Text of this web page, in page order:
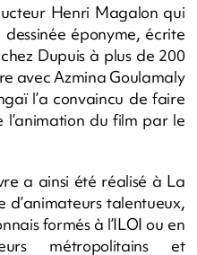
Henri Magalon qui
éponyme, écrite
Dupuis à plus de 200
avec Azmina Goulamaly
l’a convaincu de faire
du film par le
a ainsi été réalisé à La
d’animateurs talentueux,
formés à l’ILOI ou en
métropolitains et